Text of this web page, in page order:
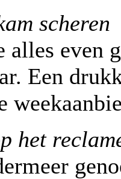
scheren
alles even
Een
het